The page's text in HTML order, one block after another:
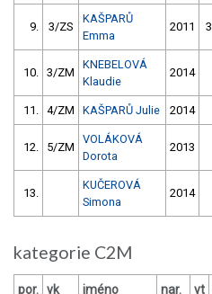
9. 3/ZS
KAŠPARŮ
Emma
2011 3
10. 3/ZM
KNEBELOVÁ
Klaudie
2014
11. 4/ZM KAŠPARŮ Julie 2014
12. 5/ZM
VOLÁKOVÁ
Dorota
2013
13.
KUČEROVÁ
Simona
2014
kategorie C2M
por. vk jméno nar. vt